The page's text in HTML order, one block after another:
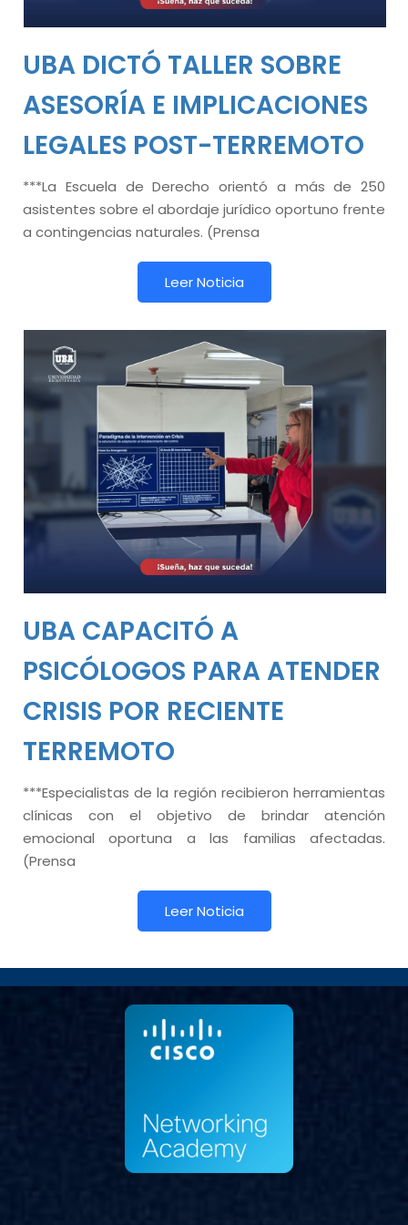
UBA DICTÓ TALLER SOBRE
ASESORÍA E IMPLICACIONES
LEGALES POST-TERREMOTO
***La Escuela de Derecho orientó a más de 250
asistentes sobre el abordaje jurídico oportuno frente
a contingencias naturales. (Prensa
Leer Noticia
UBA CAPACITÓ A
PSICÓLOGOS PARA ATENDER
CRISIS POR RECIENTE
TERREMOTO
***Especialistas de la región recibieron herramientas
clínicas con el objetivo de brindar atención
emocional oportuna a las familias afectadas.
(Prensa
Leer Noticia